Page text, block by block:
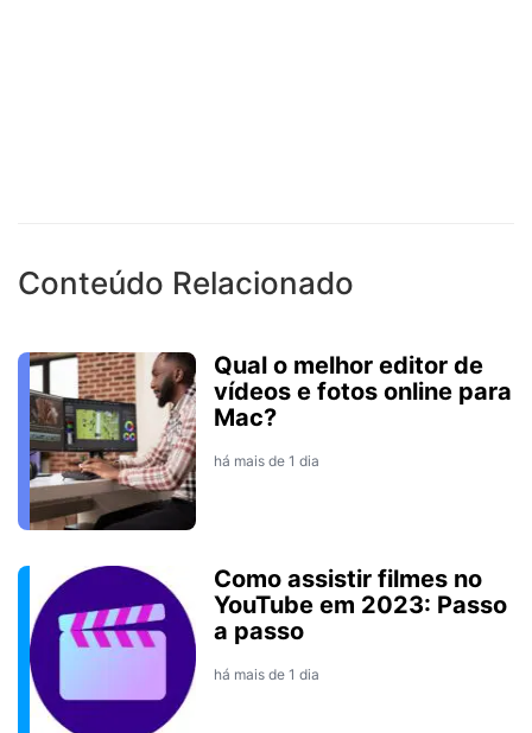
Conteúdo Relacionado
Qual o melhor editor de
vídeos e fotos online para
Mac?
há mais de 1 dia
Como assistir filmes no
YouTube em 2023: Passo
a passo
há mais de 1 dia